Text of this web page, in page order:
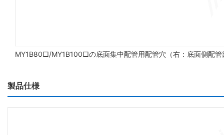
MY1B80□/MY1B100□の底面集中配管用配管穴（右：底面側配管
製品仕様